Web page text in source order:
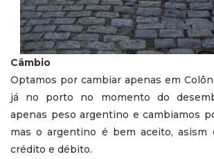
Câmbio
Optamos por cambiar apenas em
já no porto no momento do
apenas peso argentino e cambiamos
mas o argentino é bem aceito, asism
crédito e débito.